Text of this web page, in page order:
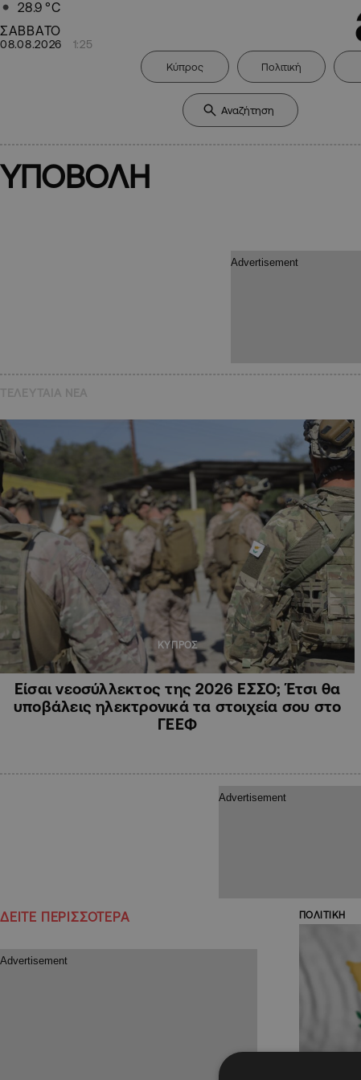
28.9 °C
ΣΑΒΒΑΤΟ
08.08.2026 1:25
Κύπρος Πολιτική
ΥΠΟΒΟΛΗ
ΚΥΠΡΟΣ
Είσαι νεοσύλλεκτος της 2026 ΕΣΣΟ; Έτσι θα
υποβάλεις ηλεκτρονικά τα στοιχεία σου στο
ΓΕΕΦ
ΔΕΙΤΕ ΠΕΡΙΣΣΟΤΕΡΑ ΠΟΛΙΤΙΚΗ